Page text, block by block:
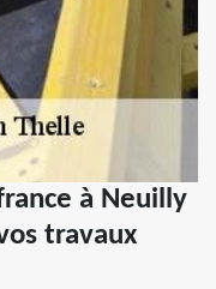
à Neuilly
travaux